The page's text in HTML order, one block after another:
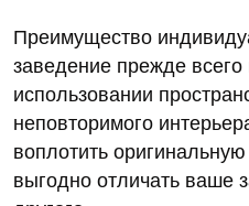
Преимущество
заведение прежде
использовании
неповторимого
воплотить
выгодно отличать ваше